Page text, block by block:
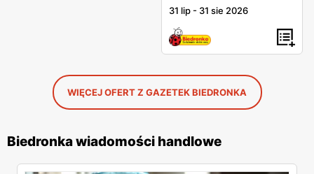
31 lip - 31 sie 2026
WIĘCEJ OFERT Z GAZETEK BIEDRONKA
Biedronka wiadomości handlowe